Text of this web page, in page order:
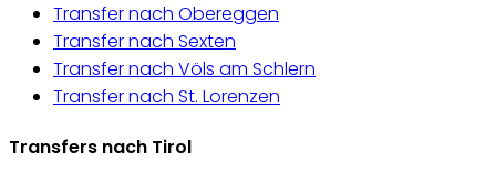
Transfer nach Obereggen
Transfer nach Sexten
Transfer nach Völs am Schlern
Transfer nach St. Lorenzen
Transfers nach Tirol